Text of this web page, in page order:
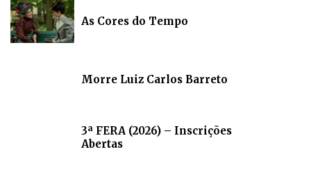
As Cores do Tempo
Morre Luiz Carlos Barreto
3ª FERA (2026) – Inscrições
Abertas